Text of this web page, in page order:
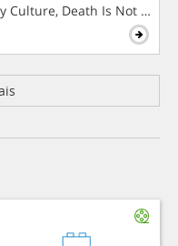
Culture, Death Is Not The